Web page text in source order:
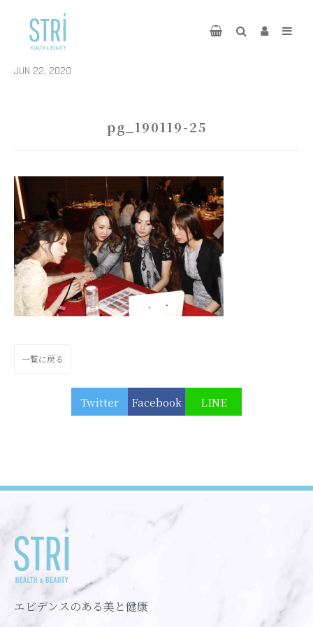
JUN 22, 2020
pg_190119-25
一覧に戻る
Twitter Facebook LINE
エビデンスのある美と健康